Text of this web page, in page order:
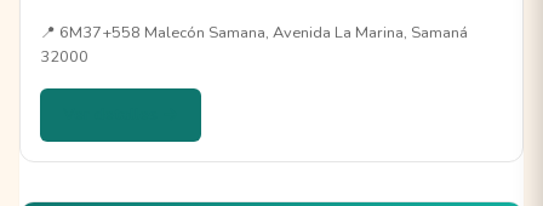
📍 6M37+558 Malecón Samana, Avenida La Marina, Samaná
32000